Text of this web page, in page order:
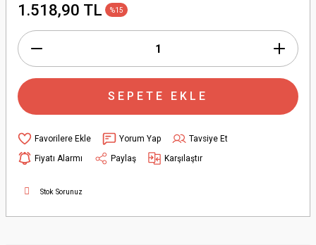
1.518,90 TL %15
SEPETE EKLE
Yorum Yap
Tavsiye Et
Fiyatı Alarmı
Paylaş Karşılaştır
Stok Sorunuz